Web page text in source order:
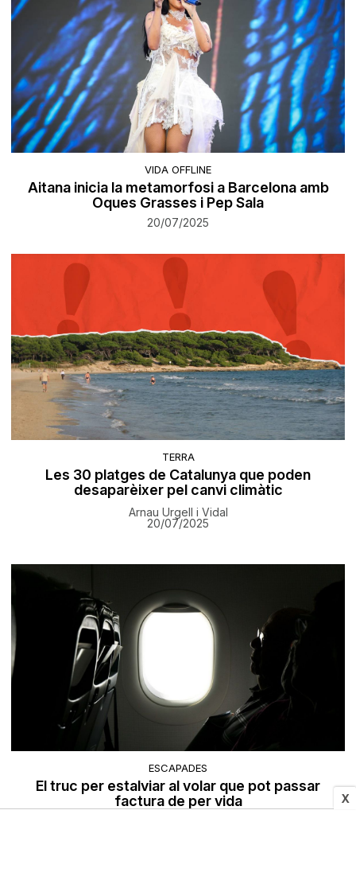
X
VIDA OFFLINE
Aitana inicia la metamorfosi a Barcelona amb
Oques Grasses i Pep Sala
20/07/2025
TERRA
Les 30 platges de Catalunya que poden
desaparèixer pel canvi climàtic
Arnau Urgell i Vidal
20/07/2025
ESCAPADES
El truc per estalviar al volar que pot passar
factura de per vida